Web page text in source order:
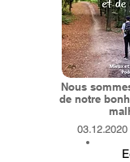
Nous
de notre
03.12.2020